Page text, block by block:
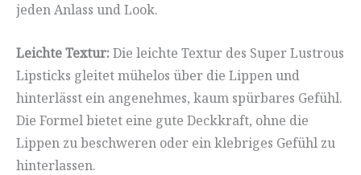
jeden Anlass und Look.
Leichte Textur: Die leichte Textur des Super Lustrous
Lipsticks gleitet mühelos über die Lippen und
hinterlässt ein angenehmes, kaum spürbares Gefühl.
Die Formel bietet eine gute Deckkraft, ohne die
Lippen zu beschweren oder ein klebriges Gefühl zu
hinterlassen.